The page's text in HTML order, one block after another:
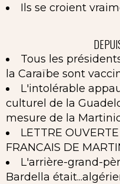
Ils se croient
Tous les
la Caraïbe sont
L'intolérable
culturel de la
mesure de la
LETTRE
FRANCAIS DE
L'arrière-grand-
Bardella